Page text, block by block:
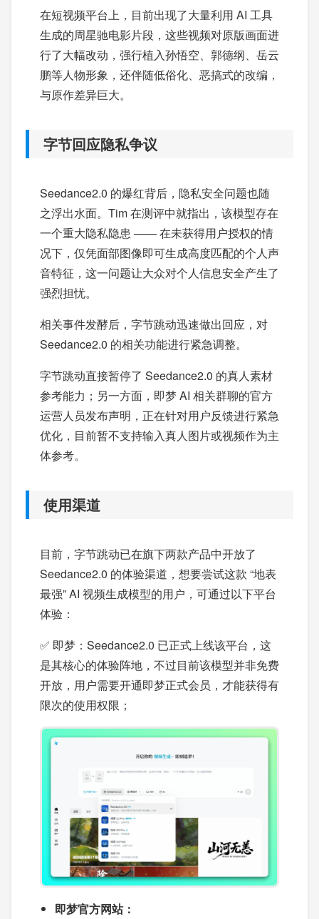
在短视频平台上，目前出现了大量利用 AI 工具
生成的周星驰电影片段，这些视频对原版画面进
行了大幅改动，强行植入孙悟空、郭德纲、岳云
鹏等人物形象，还伴随低俗化、恶搞式的改编，
与原作差异巨大。
字节回应隐私争议
Seedance2.0 的爆红背后，隐私安全问题也随
之浮出水面。Tim 在测评中就指出，该模型存在
一个重大隐私隐患 —— 在未获得用户授权的情
况下，仅凭面部图像即可生成高度匹配的个人声
音特征，这一问题让大众对个人信息安全产生了
强烈担忧。
相关事件发酵后，字节跳动迅速做出回应，对
Seedance2.0 的相关功能进行紧急调整。
字节跳动直接暂停了 Seedance2.0 的真人素材
参考能力；另一方面，即梦 AI 相关群聊的官方
运营人员发布声明，正在针对用户反馈进行紧急
优化，目前暂不支持输入真人图片或视频作为主
体参考。
使用渠道
目前，字节跳动已在旗下两款产品中开放了
Seedance2.0 的体验渠道，想要尝试这款 “地表
最强” AI 视频生成模型的用户，可通过以下平台
体验：
✅ 即梦：Seedance2.0 已正式上线该平台，这
是其核心的体验阵地，不过目前该模型并非免费
开放，用户需要开通即梦正式会员，才能获得有
限次的使用权限；
即梦官方网站：